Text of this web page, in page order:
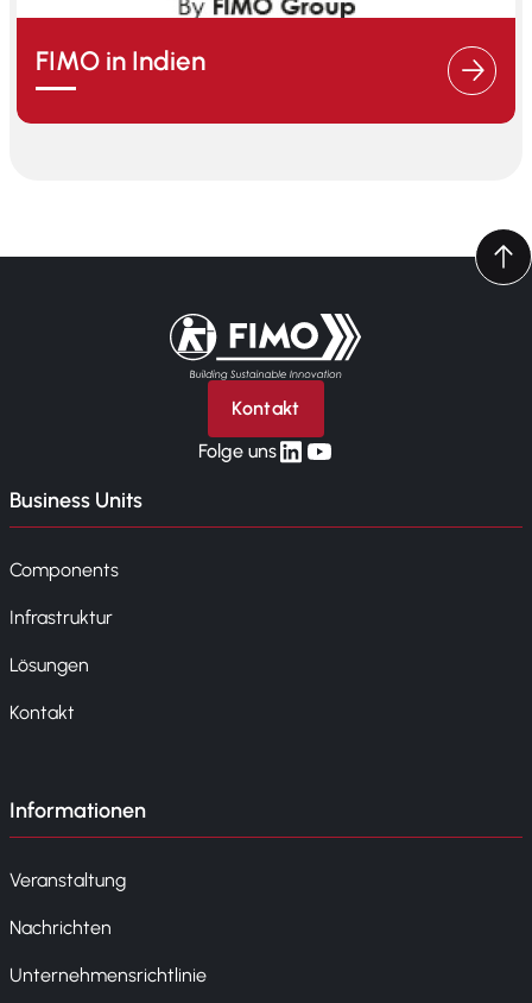
FIMO in Indien
Zurück zur Startseite
Kontakt
Folge unslinkedin
yt
Business Units
Components
Infrastruktur
Lösungen
Kontakt
Informationen
Veranstaltung
Nachrichten
Unternehmensrichtlinie